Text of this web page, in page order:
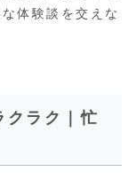
体験談を交えな
クラク｜忙